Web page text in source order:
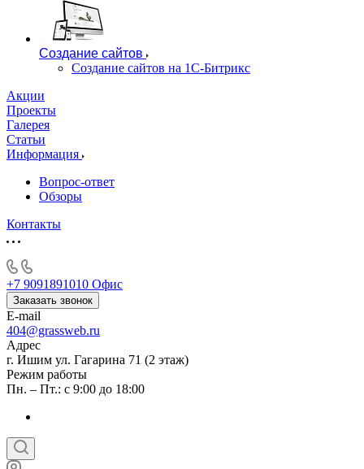
Создание сайтов
Создание сайтов на 1С-Битрикс
Акции
Проекты
Галерея
Статьи
Информация
Вопрос-ответ
Обзоры
Контакты
+7 9091891010 Офис
Заказать звонок
E-mail
404@grassweb.ru
Адрес
г. Ишим ул. Гагарина 71 (2 этаж)
Режим работы
Пн. – Пт.: с 9:00 до 18:00